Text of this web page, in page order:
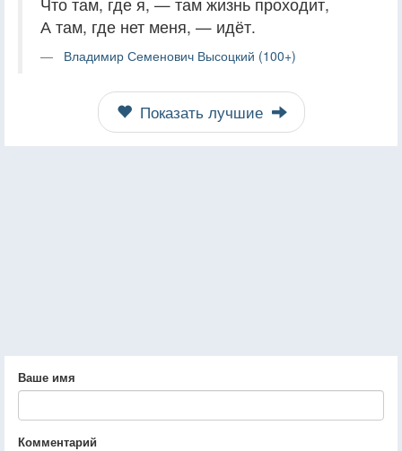
А там, где нет меня, — идёт.
Владимир Семенович Высоцкий (100+)
Показать лучшие
Ваше имя
Комментарий